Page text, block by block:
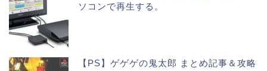
ソコンで再生する。
【PS】ゲゲゲの鬼太郎 まとめ記事＆攻略